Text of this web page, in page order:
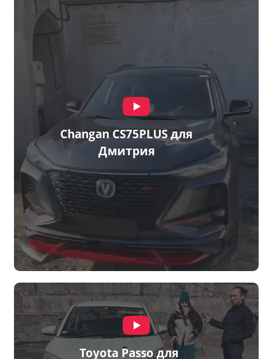
Changan CS75PLUS для
Дмитрия
Toyota Passo для